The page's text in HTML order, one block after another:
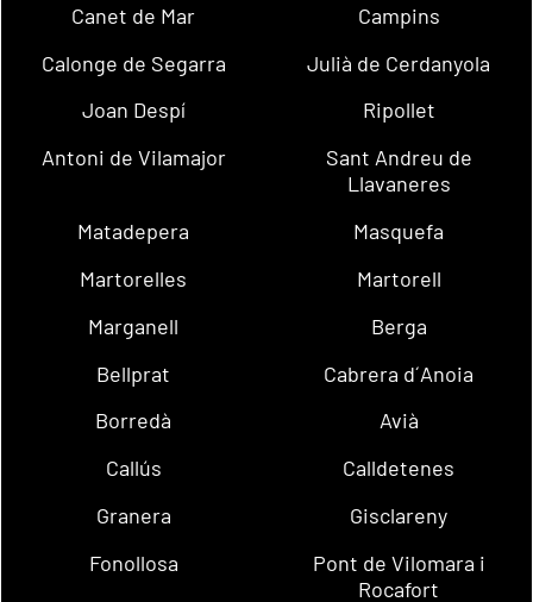
Canet de Mar
Campins
Calonge de Segarra
Julià de Cerdanyola
Joan Despí
Ripollet
Antoni de Vilamajor
Sant Andreu de
Llavaneres
Matadepera
Masquefa
Martorelles
Martorell
Marganell
Berga
Bellprat
Cabrera d´Anoia
Borredà
Avià
Callús
Calldetenes
Granera
Gisclareny
Fonollosa
Pont de Vilomara i
Rocafort